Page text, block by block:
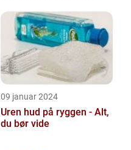
voksne, der lide...
09 januar 2024
Uren hud på ryggen - Alt,
du bør vide